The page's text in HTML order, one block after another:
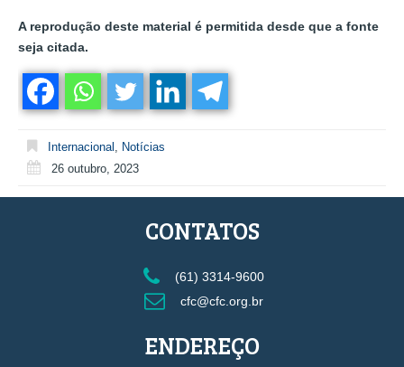
A reprodução deste material é permitida desde que a fonte
seja citada.
Internacional
Notícias
26 outubro, 2023
CONTATOS
(61) 3314-9600
cfc@cfc.org.br
ENDEREÇO